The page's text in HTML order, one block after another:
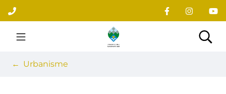
Aller
au
contenu
Site officiel du village
Urbanisme